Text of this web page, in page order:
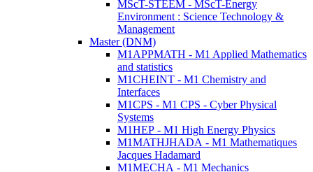
MScT-STEEM - MScT-Energy
Environment : Science Technology &
Management
Master (DNM)
M1APPMATH - M1 Applied Mathematics
and statistics
M1CHEINT - M1 Chemistry and
Interfaces
M1CPS - M1 CPS - Cyber Physical
Systems
M1HEP - M1 High Energy Physics
M1MATHJHADA - M1 Mathematiques
Jacques Hadamard
M1MECHA - M1 Mechanics